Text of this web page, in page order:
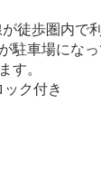
徒歩圏内で
駐車場にな
。
ク付き